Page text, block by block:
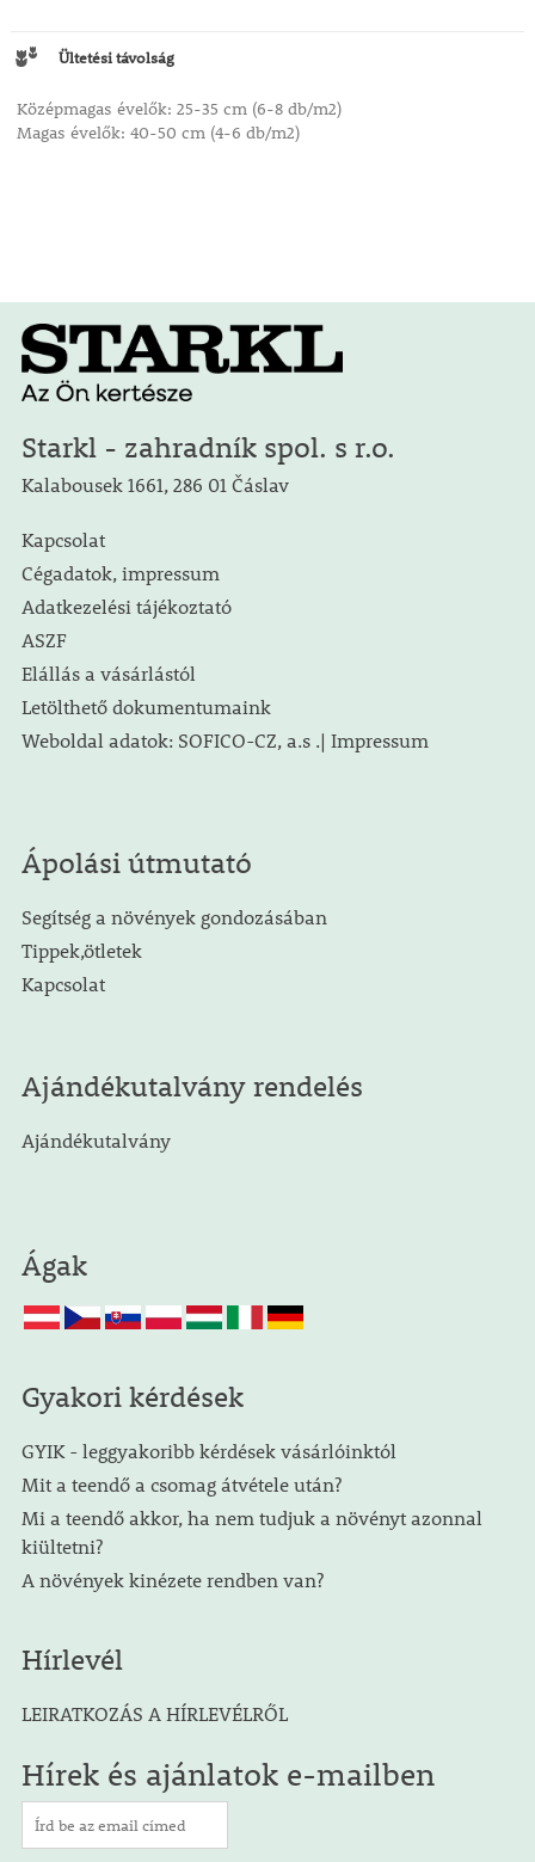
Ültetési távolság
Középmagas évelők: 25-35 cm (6-8 db/m2)
Magas évelők: 40-50 cm (4-6 db/m2)
Starkl - zahradník spol. s r.o.
Kalabousek 1661, 286 01 Čáslav
Kapcsolat
Cégadatok, impressum
Adatkezelési tájékoztató
ASZF
Elállás a vásárlástól
Letölthető dokumentumaink
Weboldal adatok: SOFICO-CZ, a.s .| Impressum
Ápolási útmutató
Segítség a növények gondozásában
Tippek,ötletek
Kapcsolat
Ajándékutalvány rendelés
Ajándékutalvány
Ágak
Gyakori kérdések
GYIK - leggyakoribb kérdések vásárlóinktól
Mit a teendő a csomag átvétele után?
Mi a teendő akkor, ha nem tudjuk a növényt azonnal
kiültetni?
A növények kinézete rendben van?
Hírlevél
LEIRATKOZÁS A HÍRLEVÉLRŐL
Hírek és ajánlatok e-mailben